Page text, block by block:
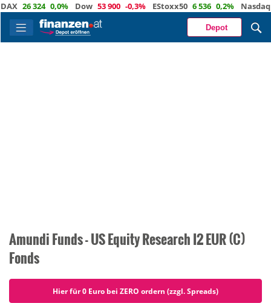
26 324 0,0% Dow 53 900 -0,3% EStoxx50 6 536 0,2% Nasdaq
Depot
Amundi Funds - US Equity Research I2 EUR (C)
Fonds
Hier für 0 Euro bei ZERO ordern (zzgl. Spreads)